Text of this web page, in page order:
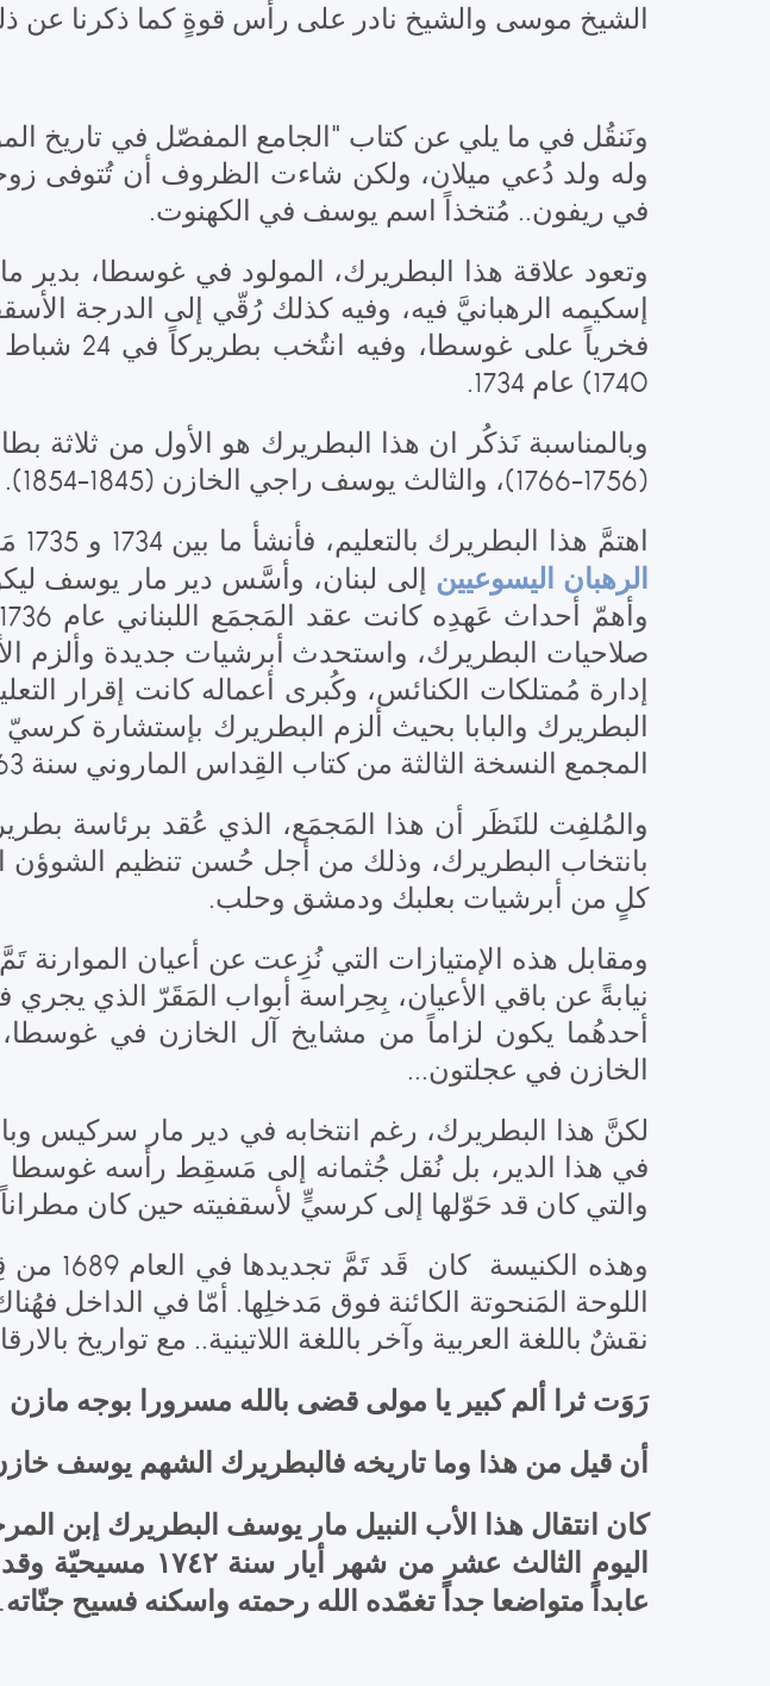
الشيخ موسى والشيخ نادر على رأس قوةٍ كما ذكرنا عن
ونَنقُل في ما يلي عن كتاب "الجامع المفصّل في تاريخ
وله ولد دُعي ميلان، ولكن شاءت الظروف أن تُتوفى
في ريفون.. مُتخذاً اسم يوسف في الكهنوت.
وتعود علاقة هذا البطريرك، المولود في غوسطا،
1740) عام 1734.
وبالمناسبة نَذكُر ان هذا البطريرك هو الأول من ثلاثة
(1756-1766)، والثالث يوسف راجي الخازن (1845-1854).
اهتمَّ هذا البطريرك بالتعليم، فأنشأ ما بين 1734 و 1735 مَدرَسة عينطورة في كسروان ومَدرَسة في زغرتا. كما استقدم
الرهبان اليسوعيين إلى لبنان، وأسَّس دير مار يوسف
صلاحيات البطريرك، واستحدث أبرشيات جديدة وألزم
إدارة مُمتلكات الكنائس، وكُبرى أعماله كانت إقرار
البطريرك والبابا بحيث ألزم البطريرك بإستشارة
المجمع النسخة الثالثة من كتاب القِداس الماروني سنة 1763.
والمُلفِت للنَظَر أن هذا المَجمَع، الذي عُقد برئاسة
بانتخاب البطريرك، وذلك من أجل حُسن تنظيم الشوؤن
كلٍ من أبرشيات بعلبك ودمشق وحلب.
ومقابل هذه الإمتيازات التي نُزِعت عن أعيان الموارنة
نيابةً عن باقي الأعيان، بِحِراسة أبواب المَقَرّ الذي
أحدهُما يكون لزاماً من مشايخ آل الخازن في
الخازن في عجلتون...
في هذا الدير، بل نُقل جُثمانه إلى مَسقِط رأسه غوسطا
والتي كان قد حَوّلها إلى كرسيٍّ لأسقفيته حين كان
وهذه
اللوحة المَنحوتة الكائنة فوق مَدخلِها. أمّا في الداخل
نقشٌ باللغة العربية وآخر باللغة اللاتينية.. مع تواريخ
رَوَت ثرا ألم كبير يا مولى قضى بالله مسرورا بوجه مازن
أن قيل من هذا وما تاريخه فالبطريرك الشهم يوسف
كان انتقال هذا الأب النبيل مار يوسف البطريرك إبن
اليوم الثالث
عابداً متواضعا جداً تغمّده الله رحمته واسكنه فسيح جنّاته.